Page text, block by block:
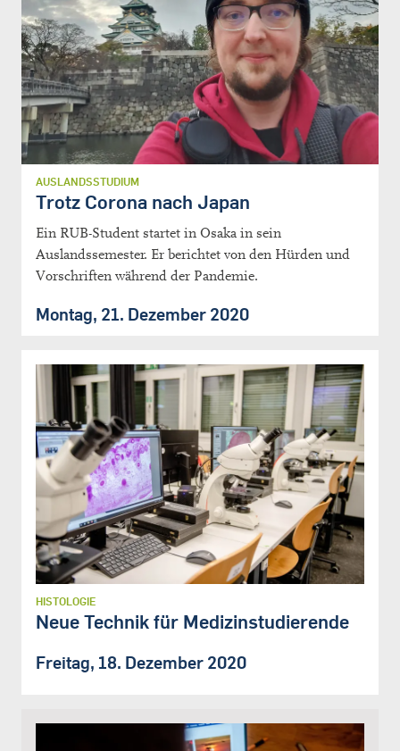
AUSLANDSSTUDIUM
Trotz Corona nach Japan
Ein RUB-Student startet in Osaka in sein
Auslandssemester. Er berichtet von den Hürden und
Vorschriften während der Pandemie.
Montag, 21. Dezember 2020
HISTOLOGIE
Neue Technik für Medizinstudierende
Freitag, 18. Dezember 2020